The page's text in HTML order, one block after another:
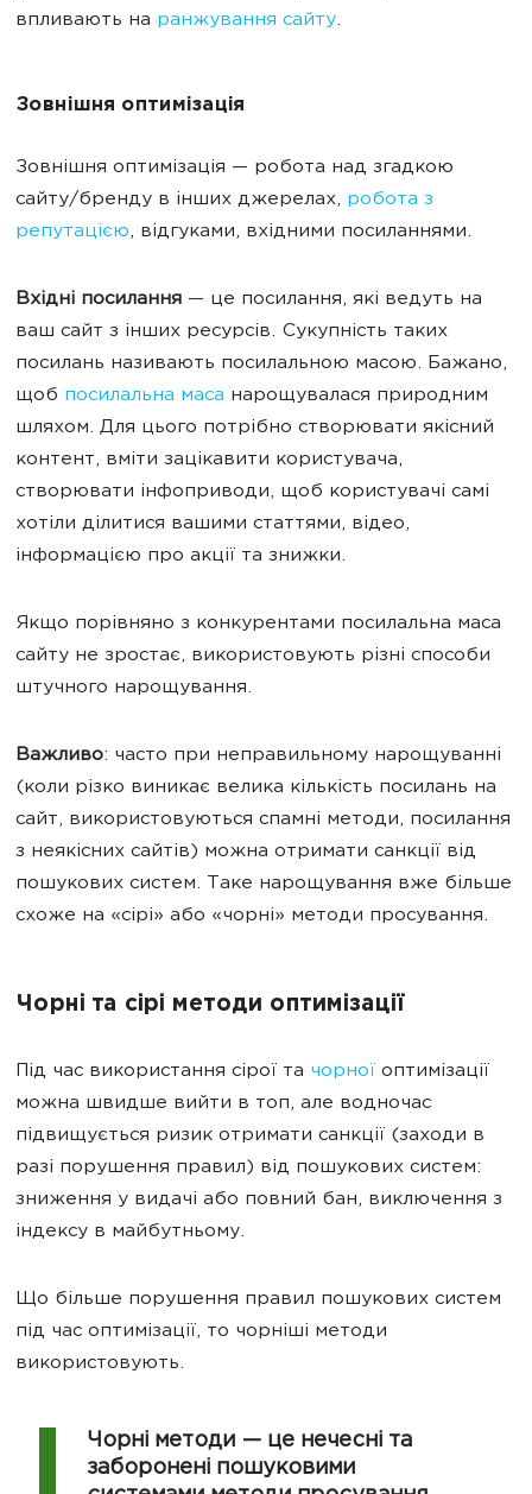
впливають на ранжування сайту.
Зовнішня оптимізація
Зовнішня оптимізація — робота над згадкою
сайту/бренду в інших джерелах, робота з
репутацією, відгуками, вхідними посиланнями.
Вхідні посилання — це посилання, які ведуть на
ваш сайт з інших ресурсів. Сукупність таких
посилань називають посилальною масою. Бажано,
щоб посилальна маса нарощувалася природним
шляхом. Для цього потрібно створювати якісний
контент, вміти зацікавити користувача,
створювати інфоприводи, щоб користувачі самі
хотіли ділитися вашими статтями, відео,
інформацією про акції та знижки.
Якщо порівняно з конкурентами посилальна маса
сайту не зростає, використовують різні способи
штучного нарощування.
Важливо: часто при неправильному нарощуванні
(коли різко виникає велика кількість посилань на
сайт, використовуються спамні методи, посилання
з неякісних сайтів) можна отримати санкції від
пошукових систем. Таке нарощування вже більше
схоже на «сірі» або «чорні» методи просування.
Чорні та сірі методи оптимізації
Під час використання сірої та чорної оптимізації
можна швидше вийти в топ, але водночас
підвищується ризик отримати санкції (заходи в
разі порушення правил) від пошукових систем:
зниження у видачі або повний бан, виключення з
індексу в майбутньому.
Що більше порушення правил пошукових систем
під час оптимізації, то чорніші методи
використовують.
Чорні методи — це нечесні та
заборонені пошуковими